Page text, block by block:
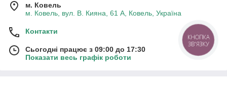
м. Ковель
м. Ковель, вул. В. Кияна, 61 А, Ковель, Україна
Контакти
Сьогодні працює з 09:00 до 17:30
Показати весь графік роботи
КНОПКА
ЗВ'ЯЗКУ